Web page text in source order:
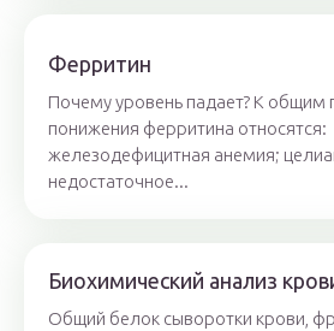
Ферритин
Почему уровень падает? К общим
понижения ферритина относятся:
железодефицитная анемия;
недостаточное...
Биохимический анализ
Общий белок сыворотки крови,